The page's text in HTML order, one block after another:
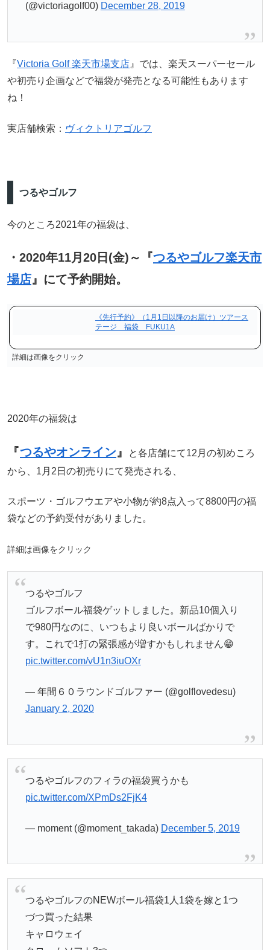
(@victoriagolf00) December 28, 2019
『Victoria Golf 楽天市場支店 』では、楽天スーパーセール
や初売り企画などで福袋が発売となる可能性もあります
ね！
実店舗検索： ヴィクトリアゴルフ
つるやゴルフ
今のところ2021年の福袋は、
・2020年11月20日(金)～『つるやゴルフ楽天市
場店』にて予約開始。
《先行予約》（1月1日以降のお届け）ツアース
テージ 福袋 FUKU1A
詳細は画像をクリック
2020年の福袋は
『つるやオンライン』
と各店舗にて12月の初めころ
から、1月2日の初売りにて発売される、
スポーツ・ゴルフウエアや小物が約8点入って8800円の福
袋などの予約受付がありました。
詳細は画像をクリック
つるやゴルフ
ゴルフボール福袋ゲットしました。新品10個入り
で980円なのに、いつもより良いボールばかりで
す。これで1打の緊張感が増すかもしれません😁
pic.twitter.com/vU1n3iuOXr
— 年間６０ラウンドゴルファー (@golflovedesu)
January 2, 2020
つるやゴルフのフィラの福袋買うかも
pic.twitter.com/XPmDs2FjK4
— moment (@moment_takada) December 5, 2019
つるやゴルフのNEWボール福袋1人1袋を嫁と1つ
づつ買った結果
キャロウェイ